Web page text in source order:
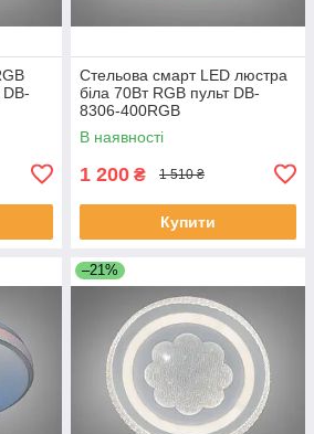
Стельова смарт LED люстра
біла 70Вт RGB пульт DB-
8306-400RGB
В наявності
1 200 ₴ 1 510 ₴
Купити
–21%